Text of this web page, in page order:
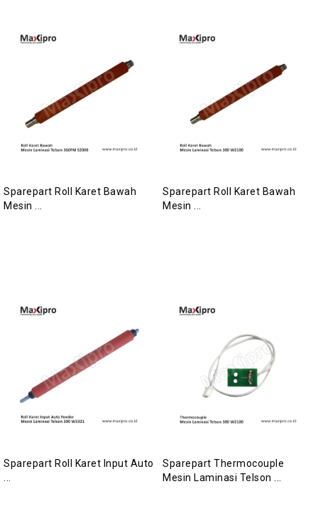
Sparepart Roll Karet Bawah
Mesin ...
Sparepart Roll Karet Bawah
Mesin ...
Sparepart Roll Karet Input Auto
Sparepart Thermocouple
Mesin Laminasi Telson ...